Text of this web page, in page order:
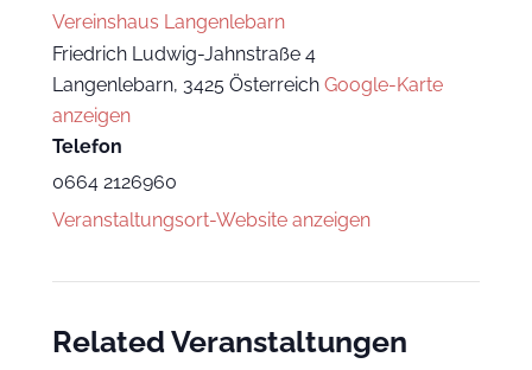
Vereinshaus Langenlebarn
Friedrich Ludwig-Jahnstraße 4
Langenlebarn, 3425 Österreich Google-Karte
anzeigen
Telefon
0664 2126960
Veranstaltungsort-Website anzeigen
Related Veranstaltungen